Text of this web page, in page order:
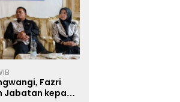
Fazri
Jabatan kepada